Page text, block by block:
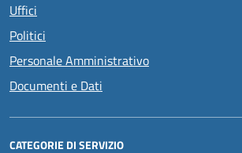
Uffici
Politici
Personale Amministrativo
Documenti e Dati
CATEGORIE DI SERVIZIO